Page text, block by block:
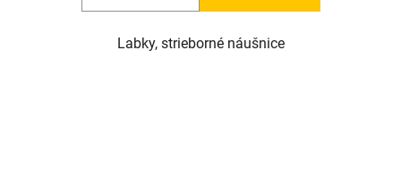
Labky, strieborné náušnice